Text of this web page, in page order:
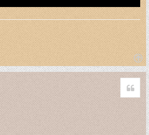
T
o
p